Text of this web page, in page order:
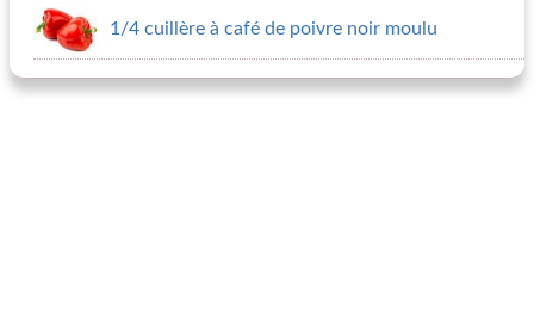
1/4 cuillère à café de poivre noir moulu